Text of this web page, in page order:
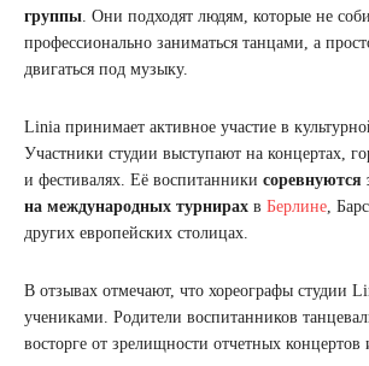
группы . Они подходят людям, которые не
профессионально заниматься танцами, а
двигаться под музыку.
Linia принимает активное участие в
Участники студии выступают на концертах,
и фестивалях. Её воспитанники соревнуются
на международных турнирах в Берлине ,
других европейских столицах.
В отзывах отмечают, что хореографы студии
учениками. Родители воспитанников
восторге от зрелищности отчетных концертов